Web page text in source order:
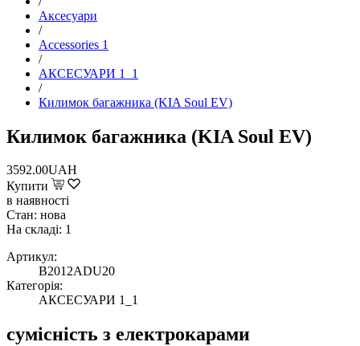
Аксесуари
/
Accessories 1
/
АКСЕСУАРИ 1_1
/
Килимок багажника (KIA Soul EV)
Килимок багажника (KIA Soul EV)
3592.00UAH
Купити
в наявності
Стан: нова
На складі: 1
Артикул:
B2012ADU20
Категорія:
АКСЕСУАРИ 1_1
сумісність з електрокарами